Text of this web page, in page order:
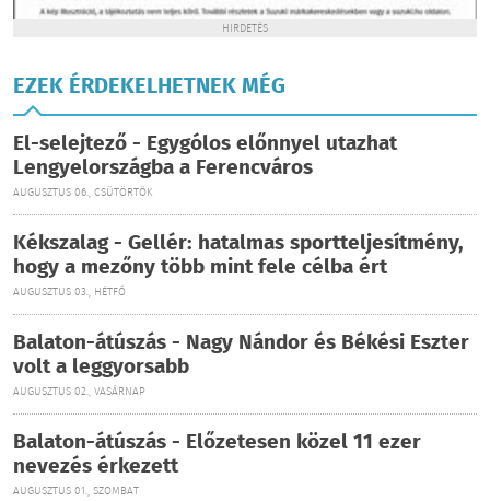
HIRDETÉS
EZEK ÉRDEKELHETNEK MÉG
El-selejtező - Egygólos előnnyel utazhat
Lengyelországba a Ferencváros
AUGUSZTUS 06., CSÜTÖRTÖK
Kékszalag - Gellér: hatalmas sportteljesítmény,
hogy a mezőny több mint fele célba ért
AUGUSZTUS 03., HÉTFŐ
Balaton-átúszás - Nagy Nándor és Békési Eszter
volt a leggyorsabb
AUGUSZTUS 02., VASÁRNAP
Balaton-átúszás - Előzetesen közel 11 ezer
nevezés érkezett
AUGUSZTUS 01., SZOMBAT